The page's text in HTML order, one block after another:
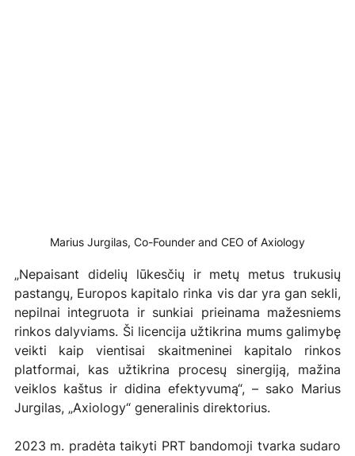
Marius Jurgilas, Co-Founder and CEO of Axiology
„Nepaisant didelių lūkesčių ir metų metus trukusių
pastangų, Europos kapitalo rinka vis dar yra gan sekli,
nepilnai integruota ir sunkiai prieinama mažesniems
rinkos dalyviams. Ši licencija užtikrina mums galimybę
veikti kaip vientisai skaitmeninei kapitalo rinkos
platformai, kas užtikrina procesų sinergiją, mažina
veiklos kaštus ir didina efektyvumą“, – sako Marius
Jurgilas, „Axiology“ generalinis direktorius.
2023 m. pradėta taikyti PRT bandomoji tvarka sudaro